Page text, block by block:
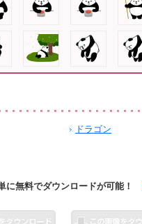
ドラゴン
無料でダウンロードが可能！